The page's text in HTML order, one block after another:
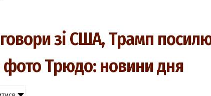
зі США, Трамп
Трюдо: новини дня